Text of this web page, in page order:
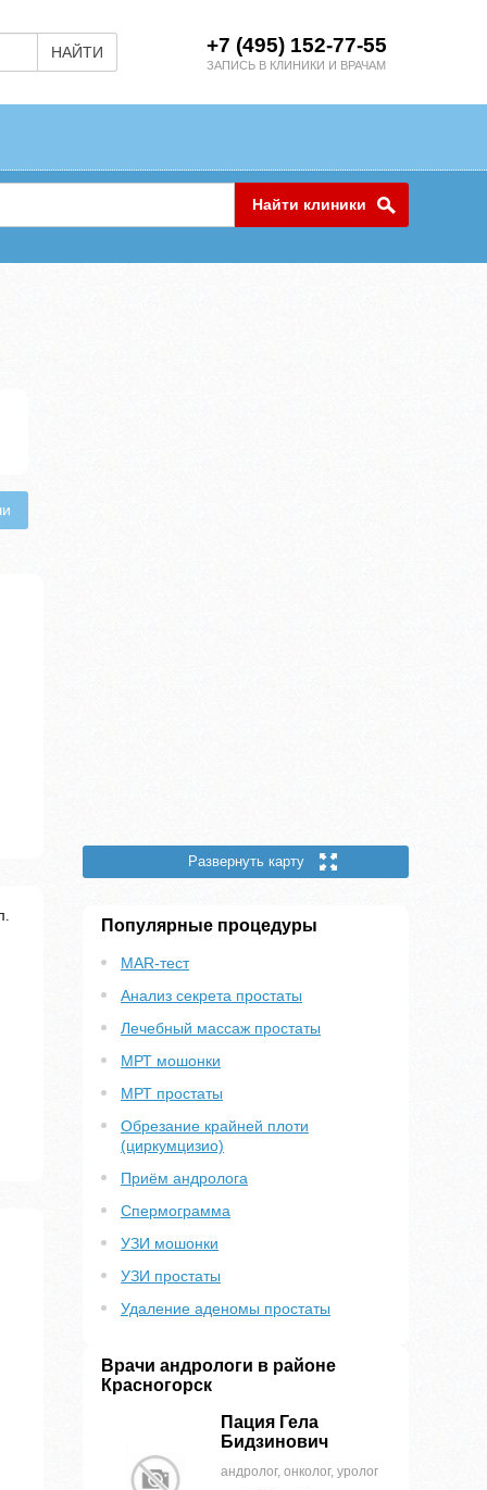
НАЙТИ +7 (495) 152-77-55
ЗАПИСЬ В КЛИНИКИ И ВРАЧАМ
Найти клиники
Развернуть карту
Популярные процедуры
MAR-тест
Анализ секрета простаты
Лечебный массаж простаты
МРТ мошонки
МРТ простаты
Обрезание крайней плоти
(циркумцизио)
Приём андролога
Спермограмма
УЗИ мошонки
УЗИ простаты
Удаление аденомы простаты
Врачи андрологи в районе
Красногорск
Пация Гела
Бидзинович
андролог, онколог, уролог